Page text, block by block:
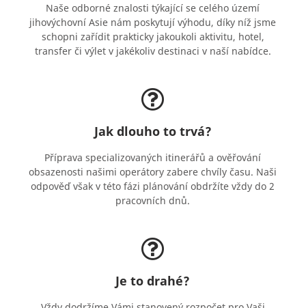
Naše odborné znalosti týkající se celého území
jihovýchovní Asie nám poskytují výhodu, díky níž jsme
schopni zařídit prakticky jakoukoli aktivitu, hotel,
transfer či výlet v jakékoliv destinaci v naší nabídce.
Jak dlouho to trvá?
Příprava specializovaných itinerářů a ověřování
obsazenosti našimi operátory zabere chvíly času. Naši
odpověď však v této fázi plánování obdržíte vždy do 2
pracovních dnů.
Je to drahé?